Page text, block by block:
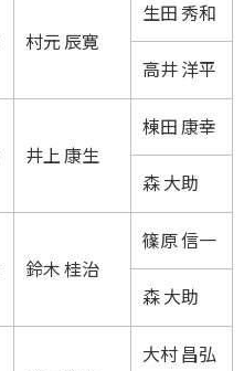
村元 辰寛
生田 秀和
高井 洋平
井上 康生
棟田 康幸
森 大助
鈴木 桂治
篠原 信一
森 大助
大村 昌弘